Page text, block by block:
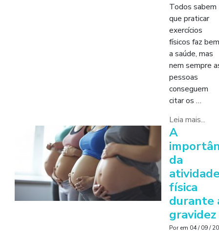
Todos sabem
que praticar
exercícios
físicos faz bem
a saúde, mas
nem sempre
pessoas
conseguem
citar os …
Leia mais...
A
da
física
durante
gravidez
Porem 04 / 09 /